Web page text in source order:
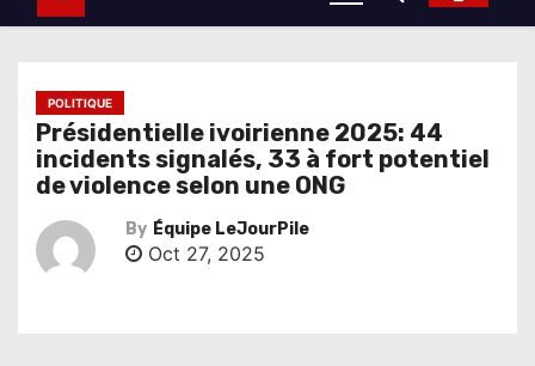
POLITIQUE
Présidentielle ivoirienne 2025: 44
incidents signalés, 33 à fort potentiel
de violence selon une ONG
By Équipe LeJourPile
Oct 27, 2025